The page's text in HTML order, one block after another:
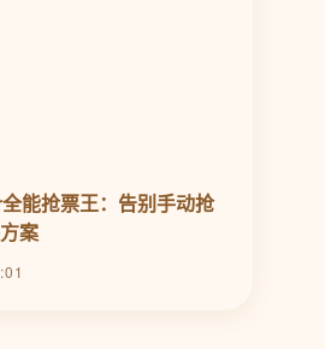
能抢票王：告别手动抢
案